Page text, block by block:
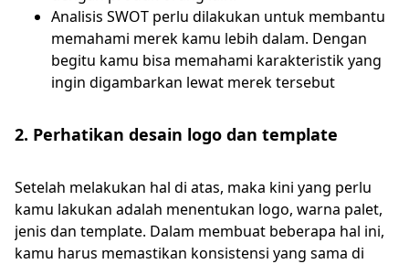
Analisis SWOT perlu dilakukan untuk membantu
memahami merek kamu lebih dalam. Dengan
begitu kamu bisa memahami karakteristik yang
ingin digambarkan lewat merek tersebut
2. Perhatikan desain logo dan template
Setelah melakukan hal di atas, maka kini yang perlu
kamu lakukan adalah menentukan logo, warna palet,
jenis dan template. Dalam membuat beberapa hal ini,
kamu harus memastikan konsistensi yang sama di